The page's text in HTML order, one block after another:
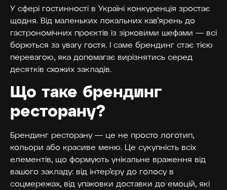
У сфері гостинності в Україні конкуренція зростає
щодня. Від маленьких локальних кав’ярень до
гастрономічних проєктів із зірковими шефами — всі
борються за увагу гостя. І саме брендинг стає тією
перевагою, яка допомагає вирізнятись серед
десятків схожих закладів.
Що таке брендинг
ресторану?
Брендинг ресторану — це не просто логотип,
кольори або красиве меню. Це сукупність всіх
елементів, що формують унікальне враження від
вашого закладу: від інтер’єру до голосу в
соцмережах, від упаковки доставки до емоцій, які